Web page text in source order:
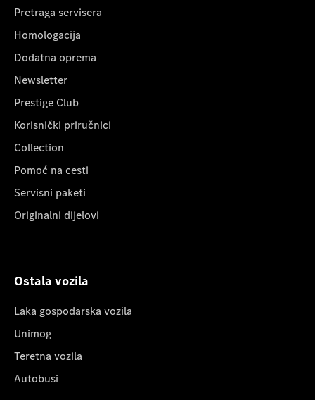
Pretraga servisera
Homologacija
Dodatna oprema
Newsletter
Prestige Club
Korisnički priručnici
Collection
Pomoć na cesti
Servisni paketi
Originalni dijelovi
Ostala vozila
Laka gospodarska vozila
Unimog
Teretna vozila
Autobusi